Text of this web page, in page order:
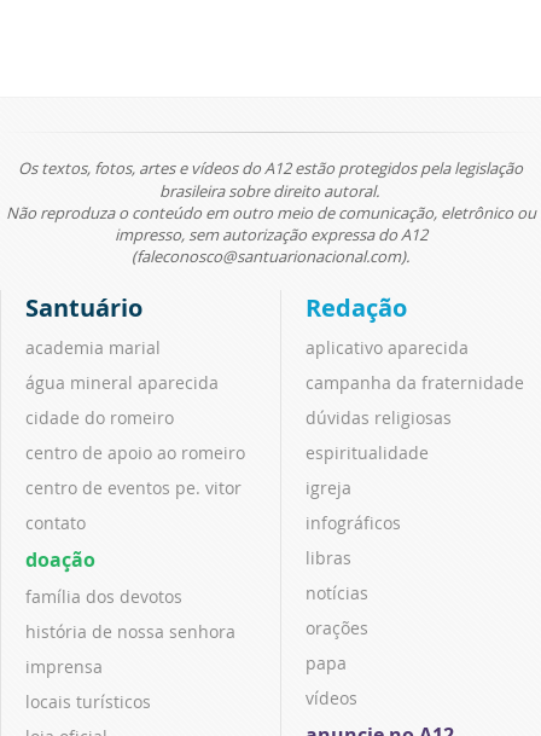
Os textos, fotos, artes e vídeos do A12 estão protegidos pela legislação
brasileira sobre direito autoral.
Não reproduza o conteúdo em outro meio de comunicação, eletrônico ou
impresso, sem autorização expressa do A12
(faleconosco@santuarionacional.com).
Santuário
academia marial
água mineral aparecida
cidade do romeiro
centro de apoio ao romeiro
centro de eventos pe. vitor
contato
doação
família dos devotos
história de nossa senhora
imprensa
locais turísticos
Redação
aplicativo aparecida
campanha da fraternidade
dúvidas religiosas
espiritualidade
igreja
infográficos
libras
notícias
orações
papa
vídeos